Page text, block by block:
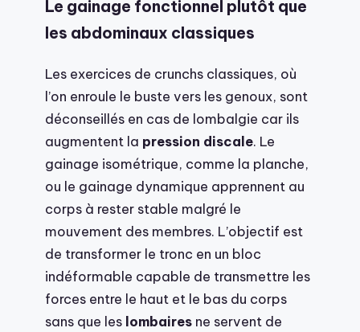
Le gainage fonctionnel plutôt que
les abdominaux classiques
Les exercices de crunchs classiques, où
l’on enroule le buste vers les genoux, sont
déconseillés en cas de lombalgie car ils
augmentent la pression discale. Le
gainage isométrique, comme la planche,
ou le gainage dynamique apprennent au
corps à rester stable malgré le
mouvement des membres. L’objectif est
de transformer le tronc en un bloc
indéformable capable de transmettre les
forces entre le haut et le bas du corps
sans que les lombaires ne servent de